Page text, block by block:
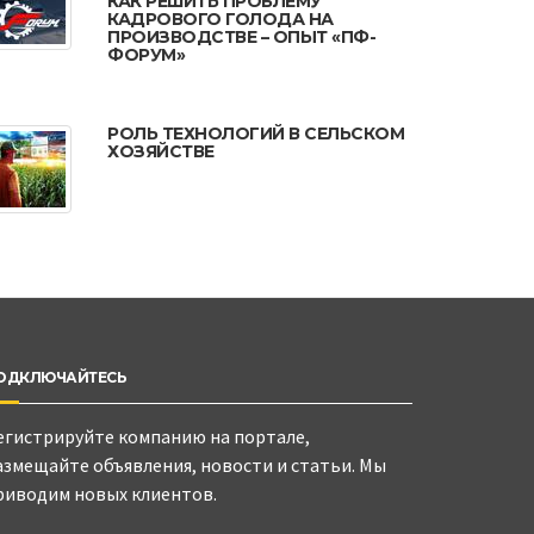
КАДРОВОГО ГОЛОДА НА
ПРОИЗВОДСТВЕ – ОПЫТ «ПФ-
ФОРУМ»
РОЛЬ ТЕХНОЛОГИЙ В СЕЛЬСКОМ
ХОЗЯЙСТВЕ
компанию на портале,
объявления, новости и статьи. Мы
новых клиентов.